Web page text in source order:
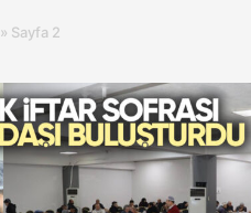
» Sayfa 2